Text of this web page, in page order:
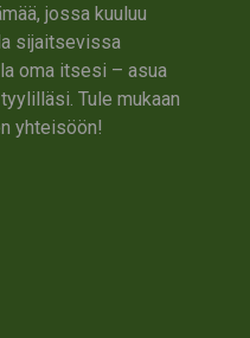
jossa kuuluu
sijaitsevissa
oma itsesi – asua
Tule mukaan
yhteisöön!